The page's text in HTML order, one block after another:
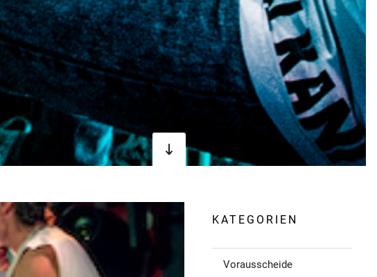
KATEGORIEN
Vorausscheide